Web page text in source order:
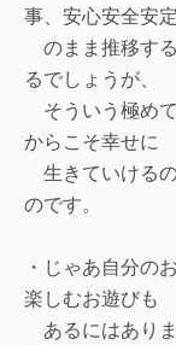
事、安心安全安定
のまま推移す
るでしょうが、
そういう極め
からこそ幸せに
生きていける
のです。
・じゃあ自分の
楽しむお遊びも
あるにはあり